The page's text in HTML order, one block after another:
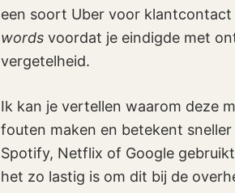
een soort Uber voor
words voordat je eindigde met
vergetelheid.
Ik kan je vertellen waarom deze
fouten maken en betekent
Spotify, Netflix of Google
het zo lastig is om dit bij de